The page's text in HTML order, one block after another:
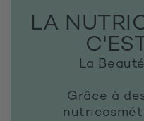
LA
La
Grâce à